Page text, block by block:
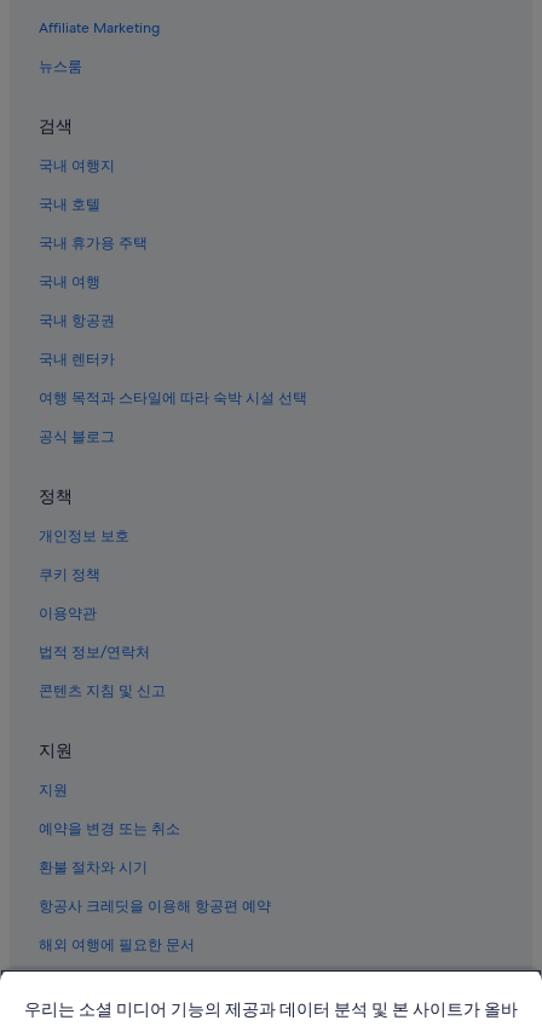
Affiliate Marketing
뉴스룸
검색
국내 여행지
국내 호텔
국내 휴가용 주택
국내 여행
국내 항공권
국내 렌터카
여행 목적과 스타일에 따라 숙박 시설 선택
공식 블로그
정책
개인정보 보호
쿠키 정책
이용약관
법적 정보/연락처
콘텐츠 지침 및 신고
지원
지원
예약을 변경 또는 취소
환불 절차와 시기
항공사 크레딧을 이용해 항공편 예약
해외 여행에 필요한 문서
우리는 소셜 미디어 기능의 제공과 데이터 분석 및 본 사이트가 올바